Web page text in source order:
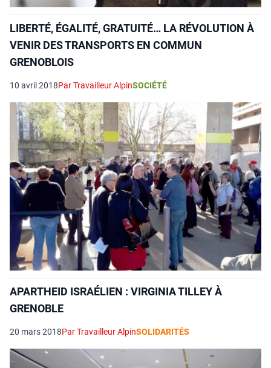
LIBERTÉ, ÉGALITÉ, GRATUITÉ… LA RÉVOLUTION À
VENIR DES TRANSPORTS EN COMMUN
GRENOBLOIS
10 avril 2018Par Travailleur AlpinSOCIÉTÉ
APARTHEID ISRAÉLIEN : VIRGINIA TILLEY À
GRENOBLE
20 mars 2018Par Travailleur AlpinSOLIDARITÉS